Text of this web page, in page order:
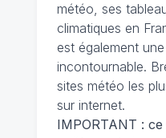
météo, ses
climatiques en
est également
incontournable.
sites météo les
sur internet.
IMPORTANT :